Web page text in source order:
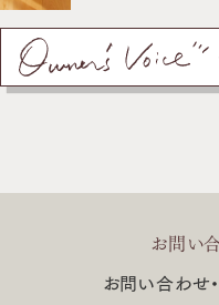
お問い
お問い合わせ